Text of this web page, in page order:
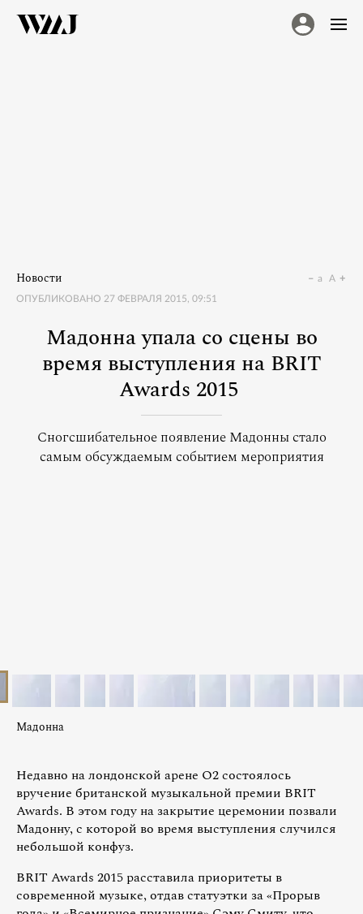
Новости
ОПУБЛИКОВАНО 27 ФЕВРАЛЯ 2015, 09:51
a A
Мадонна упала со сцены во
время выступления на BRIT
Awards 2015
Сногсшибательное появление Мадонны стало
самым обсуждаемым событием мероприятия
Мадонна
Недавно на лондонской арене О2 состоялось
вручение британской музыкальной премии BRIT
Awards. В этом году на закрытие церемонии позвали
Мадонну, с которой во время выступления случился
небольшой конфуз.
BRIT Awards 2015 расставила приоритеты в
современной музыке, отдав статуэтки за «Прорыв